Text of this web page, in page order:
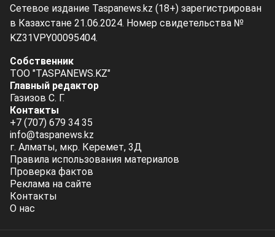
Сетевое издание Taspanews.kz (18+) зарегистрирован
в Казахстане 21.06.2024. Номер свидетельства №
KZ31VPY00095404.
Собственник
ТОО "TASPANEWS.KZ"
Главный редактор
Газизов С. Г.
Контакты
+7 (707) 679 34 35
info@taspanews.kz
г. Алматы, мкр. Керемет, 3Д
Правила использования материалов
Проверка фактов
Реклама на сайте
Контакты
О нас